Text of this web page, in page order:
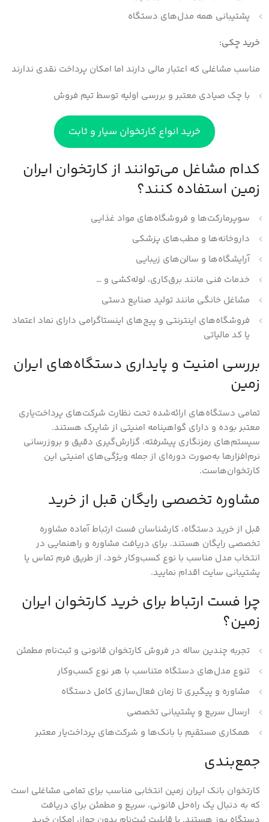
پشتیبانی همه مدل‌های دستگاه
خرید چکی:
مناسب مشاغلی که اعتبار مالی دارند اما امکان پرداخت نقدی ندارند
با چک صیادی معتبر و بررسی اولیه توسط تیم فروش
خرید انواع کارتخوان سیار و ثابت
کدام مشاغل می‌توانند از کارتخوان ایران
زمین استفاده کنند؟
سوپرمارکت‌ها و فروشگاه‌های مواد غذایی
داروخانه‌ها و مطب‌های پزشکی
آرایشگاه‌ها و سالن‌های زیبایی
خدمات فنی مانند برق‌کاری، لوله‌کشی و …
مشاغل خانگی مانند تولید صنایع دستی
فروشگاه‌های اینترنتی و پیج‌های اینستاگرامی دارای نماد اعتماد
یا کد مالیاتی
بررسی امنیت و پایداری دستگاه‌های ایران
زمین
تمامی دستگاه‌های ارائه‌شده تحت نظارت شرکت‌های پرداخت‌یاری
معتبر بوده و دارای گواهینامه امنیتی از شاپرک هستند.
سیستم‌های رمزنگاری پیشرفته، گزارش‌گیری دقیق و بروزرسانی
نرم‌افزارها به‌صورت دوره‌ای از جمله ویژگی‌های امنیتی این
کارتخوان‌هاست.
مشاوره تخصصی رایگان قبل از خرید
قبل از خرید دستگاه، کارشناسان فست ارتباط آماده مشاوره
تخصصی رایگان هستند. برای دریافت مشاوره و راهنمایی در
انتخاب مدل مناسب با نوع کسب‌وکار خود، از طریق فرم تماس یا
پشتیبانی سایت اقدام نمایید.
چرا فست ارتباط برای خرید کارتخوان ایران
زمین؟
تجربه چندین ساله در فروش کارتخوان قانونی و ثبت‌نام مطمئن
تنوع مدل‌های دستگاه متناسب با هر نوع کسب‌وکار
مشاوره و پیگیری تا زمان فعال‌سازی کامل دستگاه
ارسال سریع و پشتیبانی تخصصی
همکاری مستقیم با بانک‌ها و شرکت‌های پرداخت‌یار معتبر
جمع‌بندی
کارتخوان بانک ایران زمین انتخابی مناسب برای تمامی مشاغلی است
که به دنبال یک راه‌حل قانونی، سریع و مطمئن برای دریافت